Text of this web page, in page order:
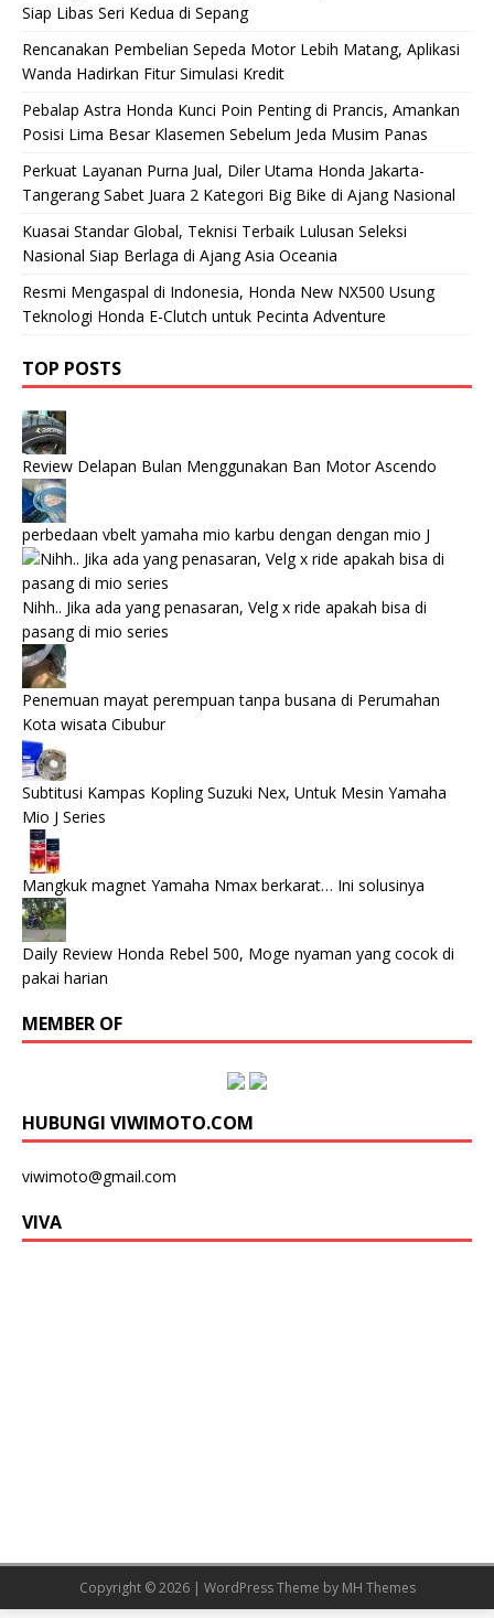
Siap Libas Seri Kedua di Sepang
Rencanakan Pembelian Sepeda Motor Lebih Matang, Aplikasi
Wanda Hadirkan Fitur Simulasi Kredit
Pebalap Astra Honda Kunci Poin Penting di Prancis, Amankan
Posisi Lima Besar Klasemen Sebelum Jeda Musim Panas
Perkuat Layanan Purna Jual, Diler Utama Honda Jakarta-
Tangerang Sabet Juara 2 Kategori Big Bike di Ajang Nasional
Kuasai Standar Global, Teknisi Terbaik Lulusan Seleksi
Nasional Siap Berlaga di Ajang Asia Oceania
Resmi Mengaspal di Indonesia, Honda New NX500 Usung
Teknologi Honda E-Clutch untuk Pecinta Adventure
TOP POSTS
Review Delapan Bulan Menggunakan Ban Motor Ascendo
perbedaan vbelt yamaha mio karbu dengan dengan mio J
Nihh.. Jika ada yang penasaran, Velg x ride apakah bisa di
pasang di mio series
Penemuan mayat perempuan tanpa busana di Perumahan
Kota wisata Cibubur
Subtitusi Kampas Kopling Suzuki Nex, Untuk Mesin Yamaha
Mio J Series
Mangkuk magnet Yamaha Nmax berkarat… Ini solusinya
Daily Review Honda Rebel 500, Moge nyaman yang cocok di
pakai harian
MEMBER OF
HUBUNGI VIWIMOTO.COM
viwimoto@gmail.com
VIVA
Copyright © 2026 | WordPress Theme by MH Themes